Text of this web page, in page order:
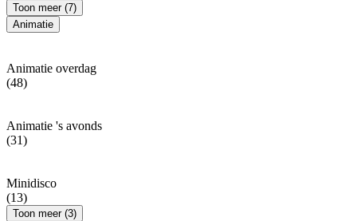
Toon meer (7)
Animatie
Animatie overdag
(48)
Animatie 's avonds
(31)
Minidisco
(13)
Toon meer (3)